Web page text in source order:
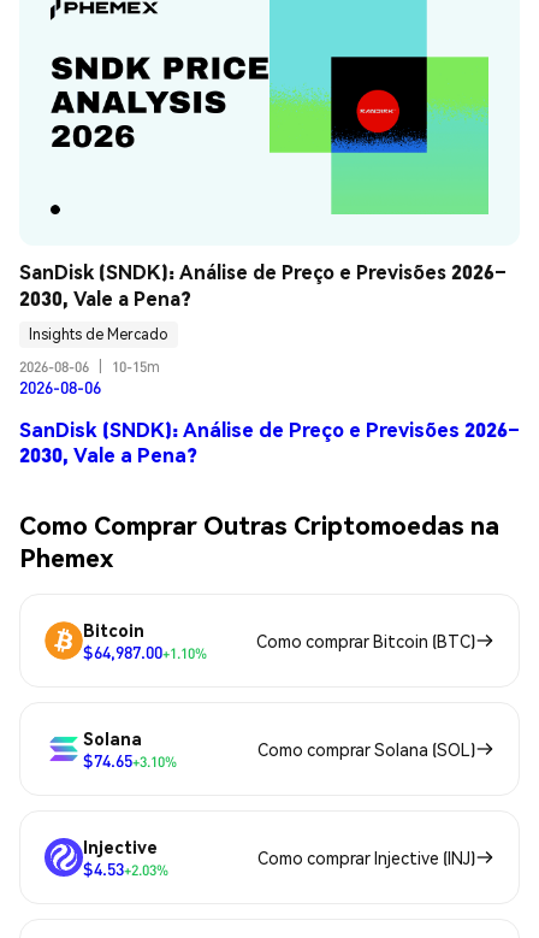
SanDisk (SNDK): Análise de Preço e Previsões 2026–
2030, Vale a Pena?
Insights de Mercado
2026-08-06
10-15m
2026-08-06
SanDisk (SNDK): Análise de Preço e Previsões 2026–
2030, Vale a Pena?
Como Comprar Outras Criptomoedas na
Phemex
Bitcoin
$64,987.00+1.10%
Como comprar Bitcoin (BTC)
Solana
$74.65+3.10%
Como comprar Solana (SOL)
Injective
$4.53+2.03%
Como comprar Injective (INJ)